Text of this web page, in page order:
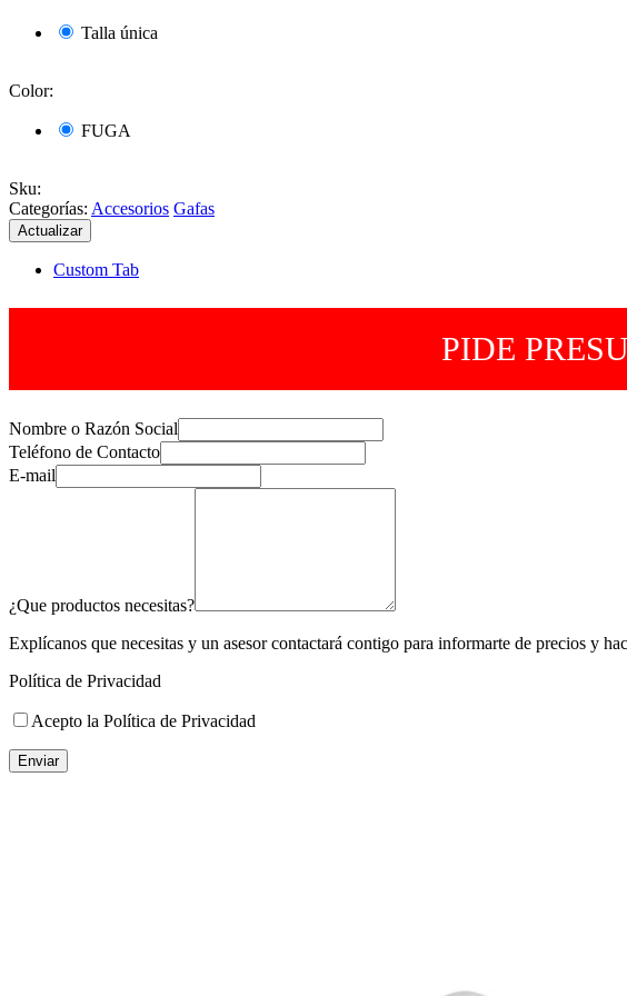
Talla única
Color:
FUGA
Sku:
Categorías: Accesorios Gafas
Custom Tab
PIDE
Nombre o Razón Social
Teléfono de Contacto
E-mail
¿Que productos necesitas?
Explícanos que necesitas y un asesor contactará contigo para informarte de precios y
Política de Privacidad
Acepto la Política de Privacidad
Enviar